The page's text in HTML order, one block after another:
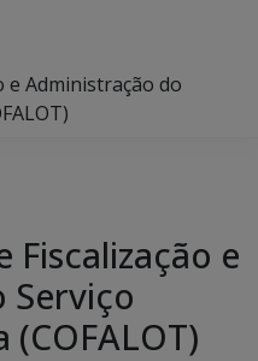
e Administração do
Fiscalização e